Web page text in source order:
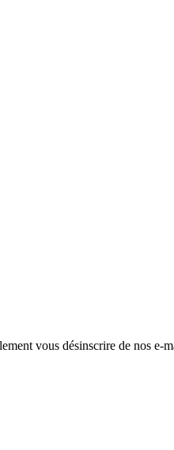
vous désinscrire de nos e-